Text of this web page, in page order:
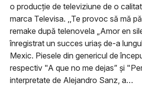
o producție de televiziune de o
marca Televisa. ,,Te provoc să mă
remake după telenovela „Amor en
înregistrat un succes uriaș de-a
Mexic. Piesele din genericul de
respectiv "A que no me dejas” și
interpretate de Alejandro Sanz, a…